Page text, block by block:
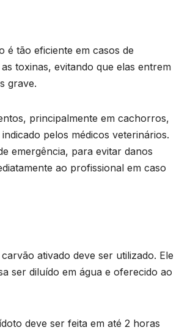
é tão eficiente em casos de
toxinas, evitando que elas entrem
grave.
principalmente em cachorros,
pelos médicos veterinários.
emergência, para evitar danos
ao profissional em caso
ativado deve ser utilizado. Ele
ser diluído em água e oferecido ao
deve ser feita em até 2 horas